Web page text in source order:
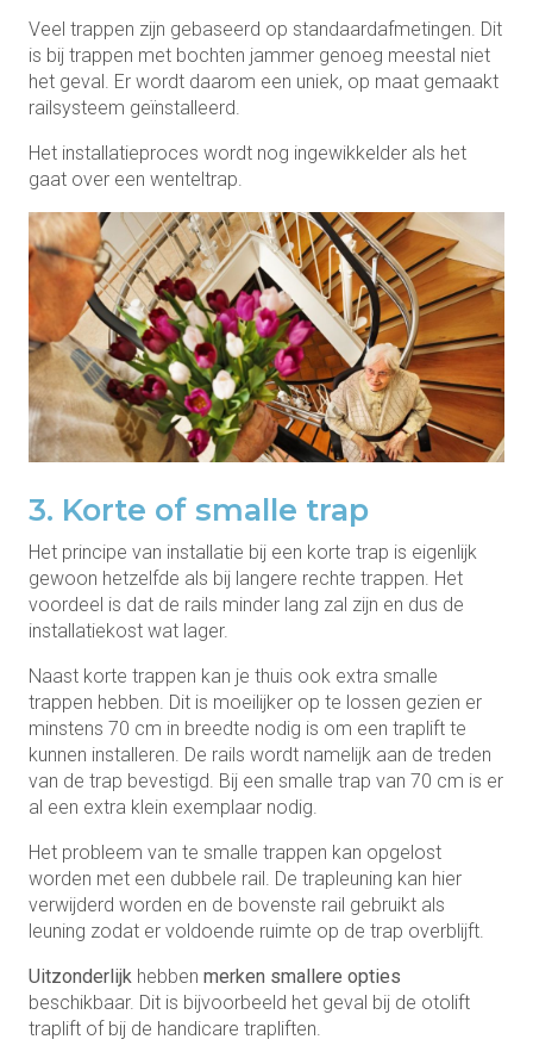
Veel trappen zijn gebaseerd op standaardafmetingen. Dit
is bij trappen met bochten jammer genoeg meestal niet
het geval. Er wordt daarom een uniek, op maat gemaakt
railsysteem geïnstalleerd.
Het installatieproces wordt nog ingewikkelder als het
gaat over een wenteltrap.
3. Korte of smalle trap
Het principe van installatie bij een korte trap is eigenlijk
gewoon hetzelfde als bij langere rechte trappen. Het
voordeel is dat de rails minder lang zal zijn en dus de
installatiekost wat lager.
Naast korte trappen kan je thuis ook extra smalle
trappen hebben. Dit is moeilijker op te lossen gezien er
minstens 70 cm in breedte nodig is om een traplift te
kunnen installeren. De rails wordt namelijk aan de treden
van de trap bevestigd. Bij een smalle trap van 70 cm is er
al een extra klein exemplaar nodig.
Het probleem van te smalle trappen kan opgelost
worden met een dubbele rail. De trapleuning kan hier
verwijderd worden en de bovenste rail gebruikt als
leuning zodat er voldoende ruimte op de trap overblijft.
Uitzonderlijk hebben merken smallere opties
beschikbaar. Dit is bijvoorbeeld het geval bij de otolift
traplift of bij de handicare trapliften.